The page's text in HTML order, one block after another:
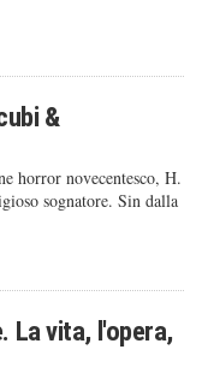
&
horror novecentesco, H.
sognatore. Sin dalla
La vita, l'opera,